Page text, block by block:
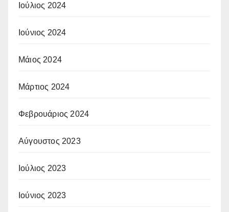
Ιούλιος 2024
Ιούνιος 2024
Μάιος 2024
Μάρτιος 2024
Φεβρουάριος 2024
Αύγουστος 2023
Ιούλιος 2023
Ιούνιος 2023